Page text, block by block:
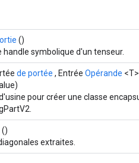
()
handle symbolique d'un tenseur.
de portée , Entrée Opérande
pour créer une classe
()
extraites.